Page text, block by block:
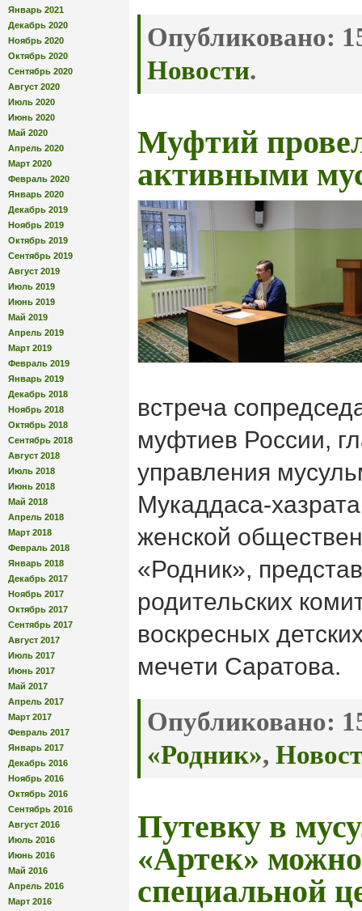
Январь 2021
Декабрь 2020
Ноябрь 2020
Октябрь 2020
Сентябрь 2020
Август 2020
Июль 2020
Июнь 2020
Май 2020
Апрель 2020
Март 2020
Февраль 2020
Январь 2020
Декабрь 2019
Ноябрь 2019
Октябрь 2019
Сентябрь 2019
Август 2019
Июль 2019
Июнь 2019
Май 2019
Апрель 2019
Март 2019
Февраль 2019
Январь 2019
Декабрь 2018
Ноябрь 2018
Октябрь 2018
Сентябрь 2018
Август 2018
Июль 2018
Июнь 2018
Май 2018
Апрель 2018
Март 2018
Февраль 2018
Январь 2018
Декабрь 2017
Ноябрь 2017
Октябрь 2017
Сентябрь 2017
Август 2017
Июль 2017
Июнь 2017
Май 2017
Апрель 2017
Март 2017
Февраль 2017
Январь 2017
Декабрь 2016
Ноябрь 2016
Октябрь 2016
Сентябрь 2016
Август 2016
Июль 2016
Июнь 2016
Май 2016
Апрель 2016
Март 2016
Опубликовано:
Новости.
Муфтий
активными
встреча
муфтиев России,
управления
Мукаддаса-
женской
«Родник»,
родительских
воскресных
мечети Саратова.
Опубликовано:
«Родник»,
Путевку в
«Артек»
специальной